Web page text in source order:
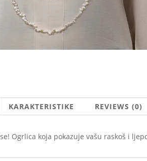
KARAKTERISTIKE REVIEWS (0)
Ogrlica koja pokazuje vašu raskoš i